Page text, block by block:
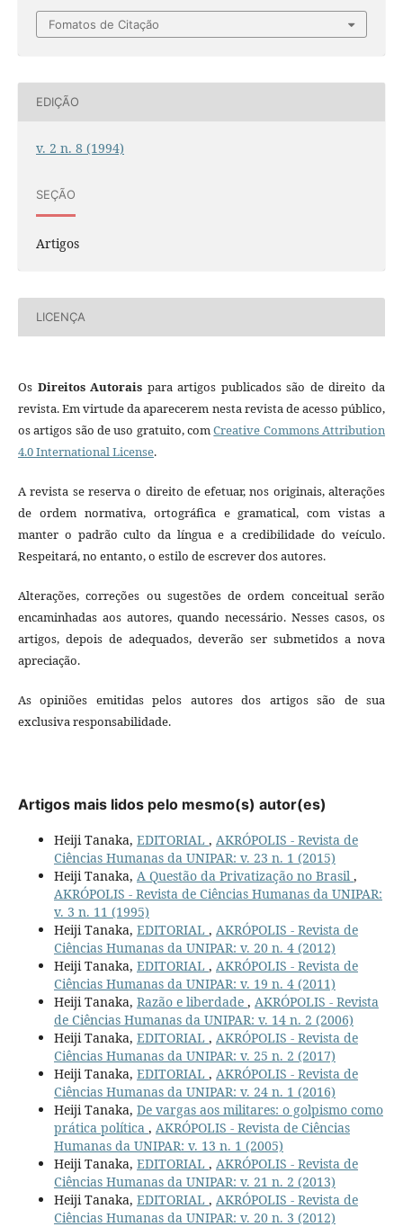
Fomatos de Citação
EDIÇÃO
v. 2 n. 8 (1994)
SEÇÃO
Artigos
LICENÇA
Os Direitos Autorais para artigos publicados são de direito da
revista. Em virtude da aparecerem nesta revista de acesso público,
os artigos são de uso gratuito, comCreative Commons Attribution
4.0 International License.
A revista se reserva o direito de efetuar, nos originais, alterações
de ordem normativa, ortográfica e gramatical, com vistas a
manter o padrão culto da língua e a credibilidade do veículo.
Respeitará, no entanto, o estilo de escrever dos autores.
Alterações, correções ou sugestões de ordem conceitual serão
encaminhadas aos autores, quando necessário. Nesses casos, os
artigos, depois de adequados, deverão ser submetidos a nova
apreciação.
As opiniões emitidas pelos autores dos artigos são de sua
exclusiva responsabilidade.
Artigos mais lidos pelo mesmo(s) autor(es)
Heiji Tanaka, EDITORIAL , AKRÓPOLIS - Revista de
Ciências Humanas da UNIPAR: v. 23 n. 1 (2015)
Heiji Tanaka, A Questão da Privatização no Brasil ,
AKRÓPOLIS - Revista de Ciências Humanas da UNIPAR:
v. 3 n. 11 (1995)
Heiji Tanaka, EDITORIAL , AKRÓPOLIS - Revista de
Ciências Humanas da UNIPAR: v. 20 n. 4 (2012)
Heiji Tanaka, EDITORIAL , AKRÓPOLIS - Revista de
Ciências Humanas da UNIPAR: v. 19 n. 4 (2011)
Heiji Tanaka, Razão e liberdade , AKRÓPOLIS - Revista
de Ciências Humanas da UNIPAR: v. 14 n. 2 (2006)
Heiji Tanaka, EDITORIAL , AKRÓPOLIS - Revista de
Ciências Humanas da UNIPAR: v. 25 n. 2 (2017)
Heiji Tanaka, EDITORIAL , AKRÓPOLIS - Revista de
Ciências Humanas da UNIPAR: v. 24 n. 1 (2016)
Heiji Tanaka, De vargas aos militares: o golpismo como
prática política , AKRÓPOLIS - Revista de Ciências
Humanas da UNIPAR: v. 13 n. 1 (2005)
Heiji Tanaka, EDITORIAL , AKRÓPOLIS - Revista de
Ciências Humanas da UNIPAR: v. 21 n. 2 (2013)
Heiji Tanaka, EDITORIAL , AKRÓPOLIS - Revista de
Ciências Humanas da UNIPAR: v. 20 n. 3 (2012)